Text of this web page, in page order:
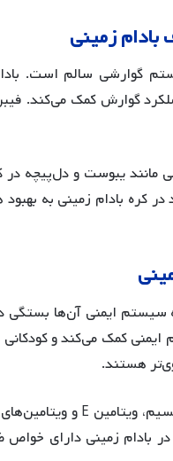
بادامزمینی
گوارشی سالم است.
گوارش کمک می‌کند.
مانند یبوست و دل‌پیچه
در کره بادام زمینی به
ایمنی آن‌ها بستگی
کمک می‌کند و کودکانی
هستند.
بادام زمینی دارای خواص